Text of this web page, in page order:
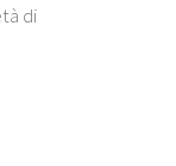
di
Responsabile